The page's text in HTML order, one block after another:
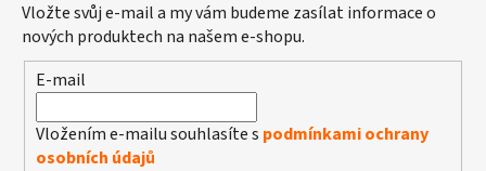
Vložte svůj e-mail a my vám budeme zasílat informace o
nových produktech na našem e-shopu.
E-mail
Vložením e-mailu souhlasíte s podmínkami ochrany
osobních údajů